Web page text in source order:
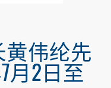
伟纶先
月2日至